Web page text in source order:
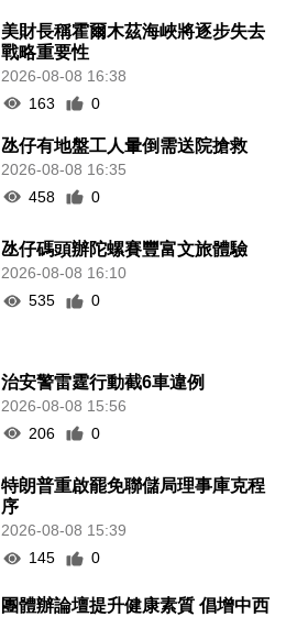
美財長稱霍爾木茲海峽將逐步失去
戰略重要性
2026-08-08 16:38
163
0
氹仔有地盤工人暈倒需送院搶救
2026-08-08 16:35
458
0
氹仔碼頭辦陀螺賽豐富文旅體驗
2026-08-08 16:10
535
0
治安警雷霆行動截6車違例
2026-08-08 15:56
206
0
特朗普重啟罷免聯儲局理事庫克程
序
2026-08-08 15:39
145
0
團體辦論壇提升健康素質 倡增中西